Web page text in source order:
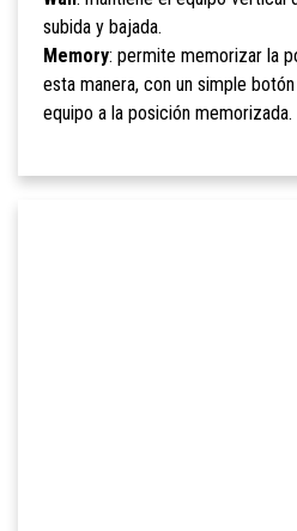
subida y bajada.
Memory: permite memorizar la
esta manera, con un simple
equipo a la posición memorizada.